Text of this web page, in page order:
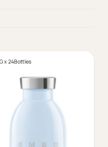
x 24Bottles